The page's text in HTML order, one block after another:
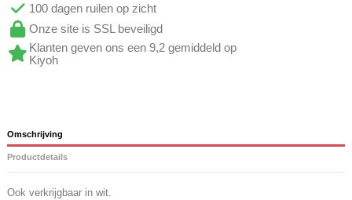
100 dagen ruilen op zicht
Onze site is SSL beveiligd
Klanten geven ons een 9,2 gemiddeld op
Kiyoh
Omschrijving
Productdetails
Ook verkrijgbaar in wit.